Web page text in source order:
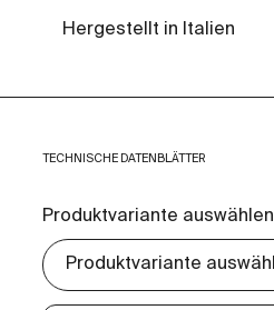
Hergestellt in Italien
TECHNISCHE DATENBLÄTTER
Produktvariante auswählen